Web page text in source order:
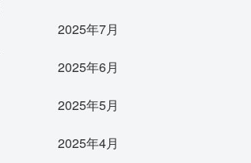
2025年7月
2025年6月
2025年5月
2025年4月